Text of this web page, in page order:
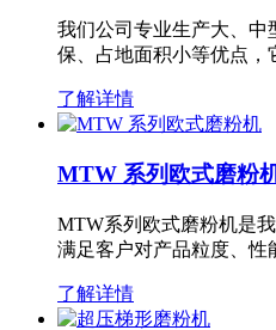
我们公司专业生产大、中
保、占地面积小等优点
了解详情
MTW 系列欧式磨粉
MTW系列欧式磨粉机是
满足客户对产品粒度、
了解详情